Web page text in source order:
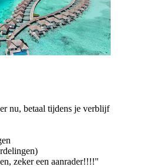
nu, betaal tijdens je verblijf
zeker een aanrader!!!!"